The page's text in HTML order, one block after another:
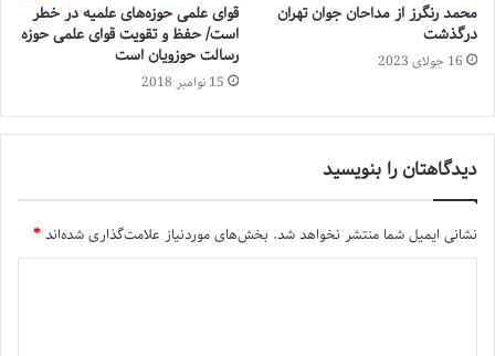
محمد رنگرز از مداحان جوان تهران
درگذشت
16 جولای 2023
قوای علمی حوزه‌های علمیه در خطر
است/ حفظ و تقویت قوای علمی حوزه
رسالت حوزویان است
15 نوامبر 2018
دیدگاهتان را بنویسید
نشانی ایمیل شما منتشر نخواهد شد. بخش‌های موردنیاز علامت‌گذاری شده‌اند*